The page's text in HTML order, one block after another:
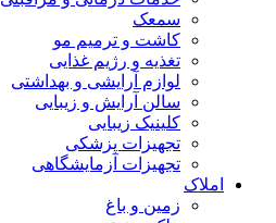
سمعک
کاشت و ترمیم مو
تغذیه و رژیم غذایی
لوازم آرایشی و بهداشتی
سالن آرایش و زیبایی
کلینیک زیبایی
تجهیزات پزشکی
تجهیزات آزمایشگاهی
املاک
زمین و باغ